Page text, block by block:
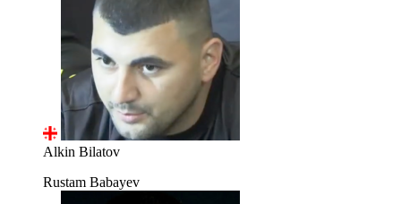
Alkin Bilatov
Rustam Babayev